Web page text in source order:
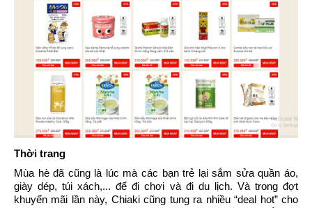
Thời trang
Mùa hè đã cũng là lúc mà các bạn trẻ lại sắm sửa quần áo,
giày dép, túi xách,... để đi chơi và đi du lịch. Và trong đợt
khuyến mãi lần này, Chiaki cũng tung ra nhiều “deal hot” cho